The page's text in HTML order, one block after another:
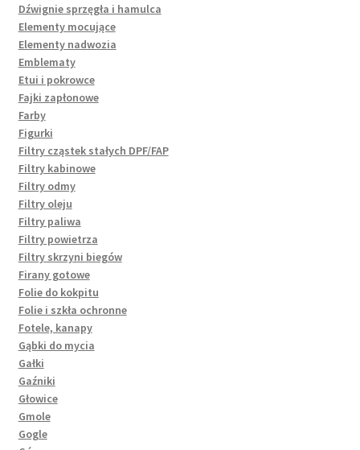
Dźwignie sprzęgła i hamulca
Elementy mocujące
Elementy nadwozia
Emblematy
Etui i pokrowce
Fajki zapłonowe
Farby
Figurki
Filtry cząstek stałych DPF/FAP
Filtry kabinowe
Filtry odmy
Filtry oleju
Filtry paliwa
Filtry powietrza
Filtry skrzyni biegów
Firany gotowe
Folie do kokpitu
Folie i szkła ochronne
Fotele, kanapy
Gąbki do mycia
Gałki
Gaźniki
Głowice
Gmole
Gogle